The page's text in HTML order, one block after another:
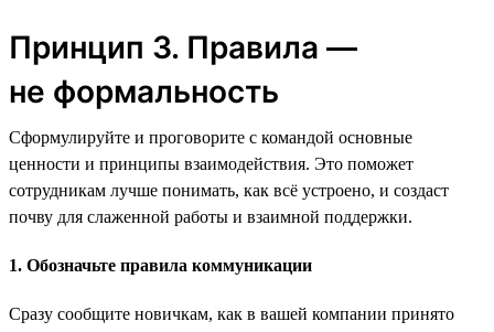
Принцип 3. Правила —
не формальность
Сформулируйте и проговорите с командой основные
ценности и принципы взаимодействия. Это поможет
сотрудникам лучше понимать, как всё устроено, и создаст
почву для слаженной работы и взаимной поддержки.
1. Обозначьте правила коммуникации
Сразу сообщите новичкам, как в вашей компании принято